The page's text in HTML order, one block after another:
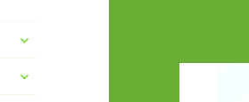
untermenü
anzeigen
untermenü
anzeigen